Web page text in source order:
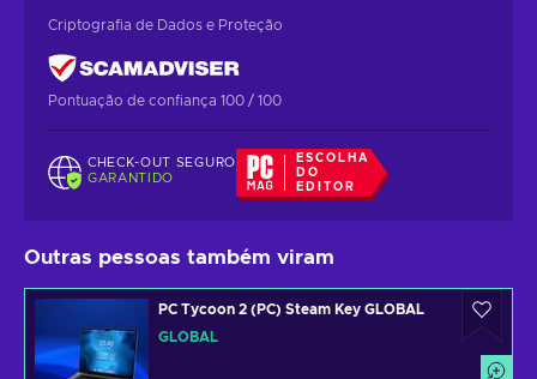
Criptografia de Dados e Proteção
Pontuação de confiança 100 / 100
CHECK-OUT SEGURO
GARANTIDO
ESCOLHA
DO
EDITOR
Outras pessoas também viram
PC Tycoon 2 (PC) Steam Key GLOBAL
GLOBAL